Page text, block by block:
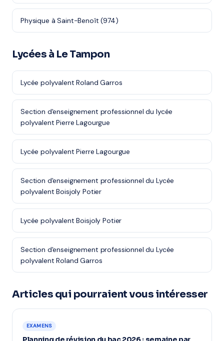
Physique à Saint-Benoît (974)
Lycées à Le Tampon
Lycée polyvalent Roland Garros
Section d'enseignement professionnel du lycée
polyvalent Pierre Lagourgue
Lycée polyvalent Pierre Lagourgue
Section d'enseignement professionnel du Lycée
polyvalent Boisjoly Potier
Lycée polyvalent Boisjoly Potier
Section d'enseignement professionnel du Lycée
polyvalent Roland Garros
Articles qui pourraient vous intéresser
EXAMENS